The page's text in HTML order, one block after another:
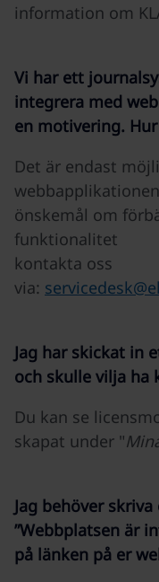
information om
Vi har ett
integrera med
en motivering.
Det är endast
önskemål om
funktionalitet
kontakta oss
via:
Jag har skickat in
och skulle vilja ha
Du kan se
skapat under "
Jag behöver
”Webbplatsen är
på länken på er